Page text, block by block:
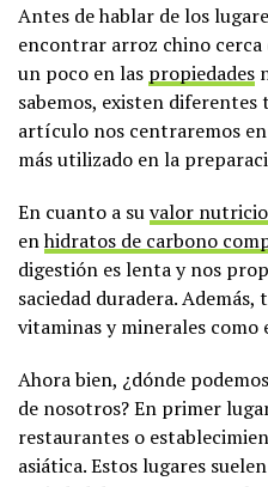
Antes de hablar de los
encontrar arroz chino
un poco en las propiedades
sabemos, existen
artículo nos centraremos
más utilizado en la
En cuanto a suvalor
enhidratos de carbono
digestión es lenta y nos
saciedad duradera.
vitaminas y minerales como
Ahora bien, ¿dónde
de nosotros? En primer
restaurantes o
asiática. Estos lugares